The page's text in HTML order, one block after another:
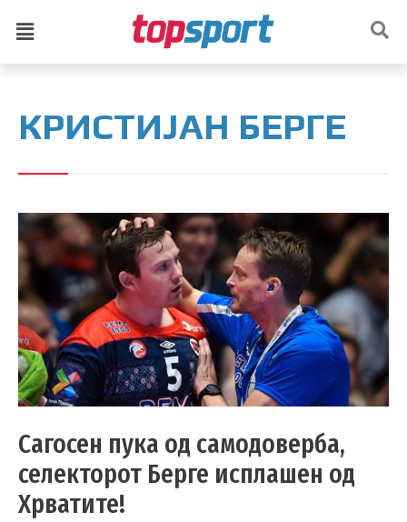
КРИСТИЈАН БЕРГЕ
Сагосен пука од самодоверба,
селекторот Берге исплашен од
Хрватите!